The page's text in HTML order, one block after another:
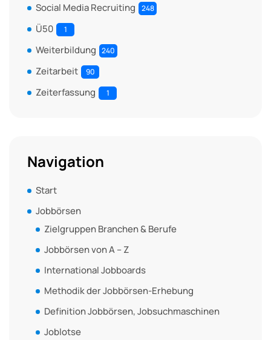
Social Media Recruiting 248
Ü50 1
Weiterbildung 240
Zeitarbeit 90
Zeiterfassung 1
Navigation
Start
Jobbörsen
Zielgruppen Branchen & Berufe
Jobbörsen von A – Z
International Jobboards
Methodik der Jobbörsen-Erhebung
Definition Jobbörsen, Jobsuchmaschinen
Joblotse